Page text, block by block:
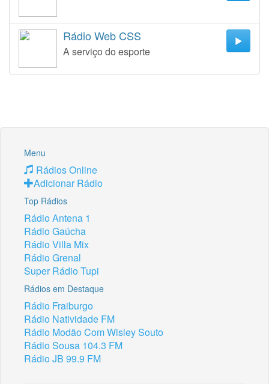
Rádio Web CSS
A serviço do esporte
Menu
Rádios Online
Adicionar Rádio
Top Rádios
Rádio Antena 1
Rádio Gaúcha
Rádio Villa Mix
Rádio Grenal
Super Rádio Tupi
Rádios em Destaque
Rádio Fraiburgo
Rádio Natividade FM
Rádio Modão Com Wisley Souto
Rádio Sousa 104.3 FM
Rádio JB 99.9 FM